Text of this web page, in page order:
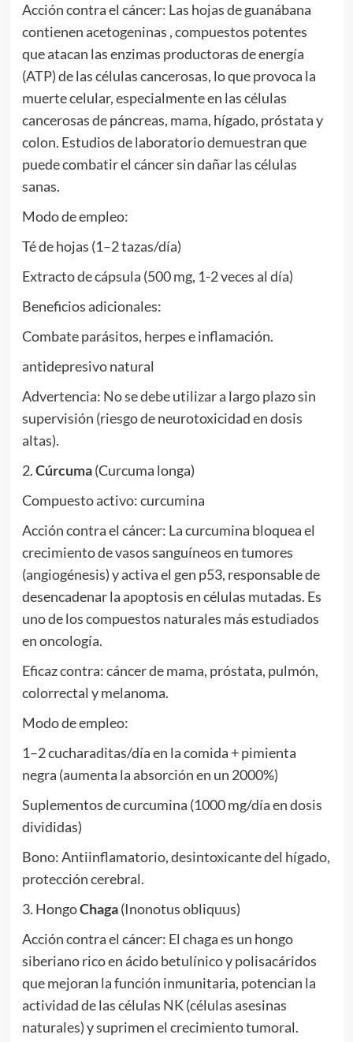
Acción contra el cáncer: Las hojas de guanábana
contienen acetogeninas , compuestos potentes
que atacan las enzimas productoras de energía
(ATP) de las células cancerosas, lo que provoca la
muerte celular, especialmente en las células
cancerosas de páncreas, mama, hígado, próstata y
colon. Estudios de laboratorio demuestran que
puede combatir el cáncer sin dañar las células
sanas.
Modo de empleo:
Té de hojas (1–2 tazas/día)
Extracto de cápsula (500 mg, 1-2 veces al día)
Beneficios adicionales:
Combate parásitos, herpes e inflamación.
antidepresivo natural
Advertencia: No se debe utilizar a largo plazo sin
supervisión (riesgo de neurotoxicidad en dosis
altas).
2.Cúrcuma(Curcuma longa)
Compuesto activo: curcumina
Acción contra el cáncer: La curcumina bloquea el
crecimiento de vasos sanguíneos en tumores
(angiogénesis) y activa el gen p53, responsable de
desencadenar la apoptosis en células mutadas. Es
uno de los compuestos naturales más estudiados
en oncología.
Eficaz contra: cáncer de mama, próstata, pulmón,
colorrectal y melanoma.
Modo de empleo:
1–2 cucharaditas/día en la comida + pimienta
negra (aumenta la absorción en un 2000%)
Suplementos de curcumina (1000 mg/día en dosis
divididas)
Bono: Antiinflamatorio, desintoxicante del hígado,
protección cerebral.
3. HongoChaga(Inonotus obliquus)
Acción contra el cáncer: El chaga es un hongo
siberiano rico en ácido betulínico y polisacáridos
que mejoran la función inmunitaria, potencian la
actividad de las células NK (células asesinas
naturales) y suprimen el crecimiento tumoral.